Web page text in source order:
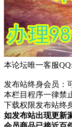
本论坛唯一客服
发布站终身会员：
本栏目程序一律禁
下载权限发布站终
如发布站出现更新